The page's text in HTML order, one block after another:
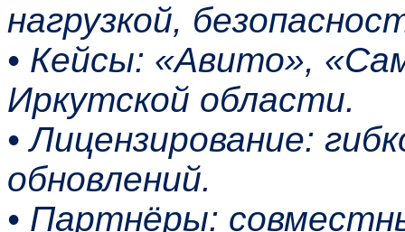
нагрузкой,
• Кейсы: «Авито»,
Иркутской области.
• Лицензирование:
обновлений.
• Партнёры: